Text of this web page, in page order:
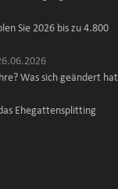
Sie 2026 bis zu 4.800
Was sich geändert hat
Ehegattensplitting